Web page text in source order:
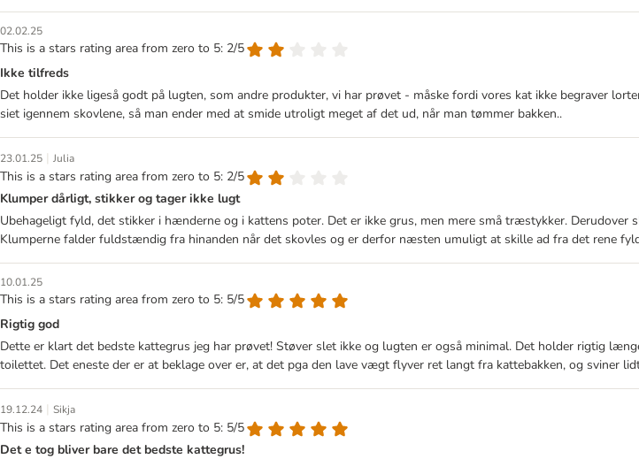
02.02.25
This is a stars rating area from zero to 5: 2/5
Ikke tilfreds
Det holder ikke ligeså godt på lugten, som andre produkter, vi har prøvet - måske fordi vores kat ikke begraver
siet igennem skovlene, så man ender med at smide utroligt meget af det ud, når man tømmer bakken..
23.01.25 | Julia
This is a stars rating area from zero to 5: 2/5
Klumper dårligt, stikker og tager ikke lugt
Ubehageligt fyld, det stikker i hænderne og i kattens poter. Det er ikke grus, men mere små træstykker.
Klumperne falder fuldstændig fra hinanden når det skovles og er derfor næsten umuligt at skille ad fra det rene
10.01.25
This is a stars rating area from zero to 5: 5/5
Rigtig god
Dette er klart det bedste kattegrus jeg har prøvet! Støver slet ikke og lugten er også minimal. Det holder rigtig
toilettet. Det eneste der er at beklage over er, at det pga den lave vægt flyver ret langt fra kattebakken, og sviner
19.12.24 | Sikja
This is a stars rating area from zero to 5: 5/5
Det e tog bliver bare det bedste kattegrus!